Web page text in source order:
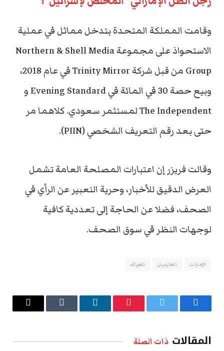
وقامت المملكة المتحدة بتدخل مماثل في عملية
الاستحواذ على مجموعة Northern & Shell Media
Group من قبل شركة Trinity Mirror في عام 2018،
وبيع حصة 30 في المائة في Evening Standard و
The Independent لمستثمر سعودي. كلاهما مر
حتى بعد رقم التعريف الشخصي (PIIN).
وقالت فريزر إن اعتبارات المصلحة العامة تشمل
العرض الدقيق للأخبار، وحرية التعبير عن الرأي في
الصحف، فضلا عن الحاجة إلى تعددية كافية
لوجهات النظر في سوق الصحف.
الإمارات الغارديان تلغراف
فيسبوك تويتر بينتيريستلينكدإن Tumblr
البريد
المقالات ذات الصلة